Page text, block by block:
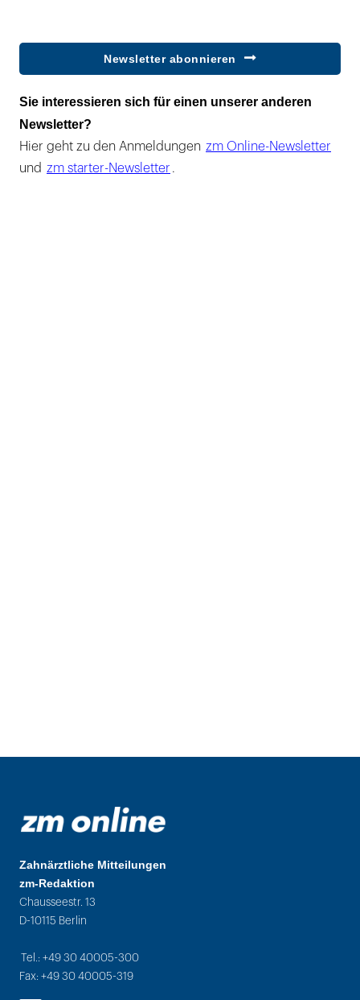
Newsletter abonnieren
Sie interessieren sich für einen unserer anderen
Newsletter?
Hier geht zu den Anmeldungen zm Online-Newsletter
und zm starter-Newsletter .
Zahnärztliche Mitteilungen
zm-Redaktion
Chausseestr. 13
D-10115 Berlin
Tel.: +49 30 40005-300
Fax: +49 30 40005-319